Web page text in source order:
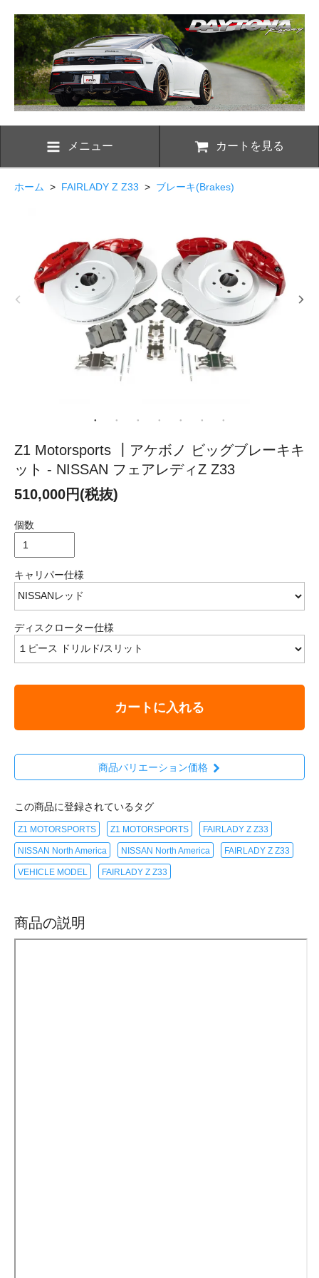
メニュー カートを見る
ホーム > FAIRLADY Z Z33 > ブレーキ(Brakes)
Z1 Motorsports ┃アケボノ ビッグブレーキキ
ット - NISSAN フェアレディZ Z33
510,000円(税抜)
個数
キャリパー仕様
ディスクローター仕様
カートに入れる
商品バリエーション価格
この商品に登録されているタグ
Z1 MOTORSPORTS Z1 MOTORSPORTS FAIRLADY Z Z33
NISSAN North America NISSAN North America FAIRLADY Z Z33
VEHICLE MODEL FAIRLADY Z Z33
商品の説明